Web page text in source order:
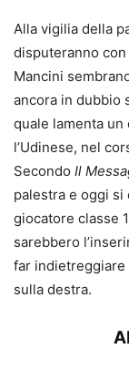
Alla vigilia della
disputeranno
Mancini
ancora in dubbio
quale lamenta
l’Udinese, nel
Secondo Il
palestra e oggi
giocatore classe
sarebbero
far indietreggiare
sulla destra.